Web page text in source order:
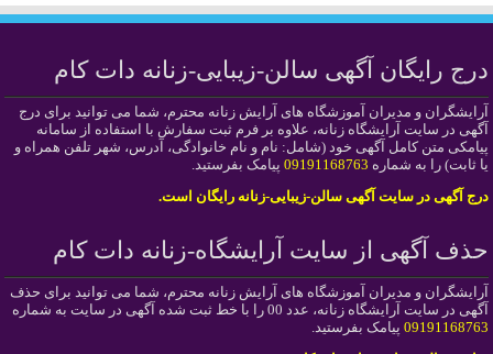
درج رایگان آگهی سالن-زیبایی-زنانه دات کام
آرایشگران و مدیران آموزشگاه های آرایش زنانه محترم، شما می توانید برای درج
آگهی در سایت آرایشگاه زنانه، علاوه بر فرم ثبت سفارش با استفاده از سامانه
پیامکی متن کامل آگهی خود (شامل: نام و نام خانوادگی، آدرس، شهر تلفن همراه و
یا ثابت) را به شماره 09191168763 پیامک بفرستید.
درج آگهی در سایت آگهی سالن-زیبایی-زنانه رایگان است.
حذف آگهی از سایت آرایشگاه-زنانه دات کام
آرایشگران و مدیران آموزشگاه های آرایش زنانه محترم، شما می توانید برای حذف
آگهی در سایت آرایشگاه زنانه، عدد 00 را با خط ثبت شده آگهی در سایت به شماره
09191168763 پیامک بفرستید.